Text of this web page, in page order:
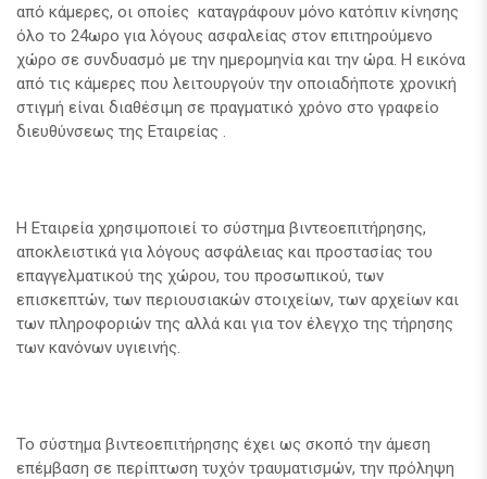
από κάμερες, οι οποίες καταγράφουν μόνο κατόπιν κίνησης
όλο το 24ωρο για λόγους ασφαλείας στον επιτηρούμενο
χώρο σε συνδυασμό με την ημερομηνία και την ώρα. Η εικόνα
από τις κάμερες που λειτουργούν την οποιαδήποτε χρονική
στιγμή είναι διαθέσιμη σε πραγματικό χρόνο στο γραφείο
διευθύνσεως της Εταιρείας .
Η Εταιρεία χρησιμοποιεί το σύστημα βιντεοεπιτήρησης,
αποκλειστικά για λόγους ασφάλειας και προστασίας του
επαγγελματικού της χώρου, του προσωπικού, των
επισκεπτών, των περιουσιακών στοιχείων, των αρχείων και
των πληροφοριών της αλλά και για τον έλεγχο της τήρησης
των κανόνων υγιεινής.
Το σύστημα βιντεοεπιτήρησης έχει ως σκοπό την άμεση
επέμβαση σε περίπτωση τυχόν τραυματισμών, την πρόληψη